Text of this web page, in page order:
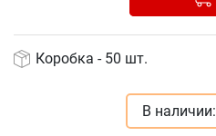
Коробка - 50 шт.
В наличии: